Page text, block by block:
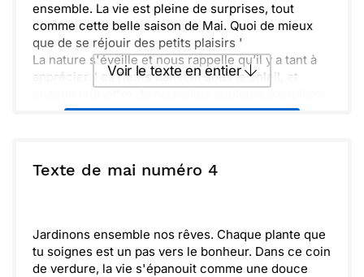
ensemble. La vie est pleine de surprises, tout
comme cette belle saison de Mai. Quoi de mieux
que de se réjouir des petits plaisirs '
La nature s'éveille et nous rappelle qu’il y a tant à
apprécier. Les fleurs dansent sous le soleil, et
Prends soin de toi et n’oublie pas de savourer ces
Voir le texte en entier
ou : Copier Recevoir par mail
Texte de mai numéro 4
Jardinons ensemble nos rêves. Chaque plante que
tu soignes est un pas vers le bonheur. Dans ce coin
de verdure, la vie s'épanouit comme une douce